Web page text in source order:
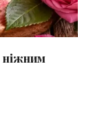
ніжним